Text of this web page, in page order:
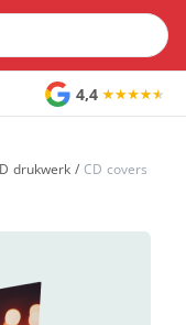
4,4
drukwerk / CD covers